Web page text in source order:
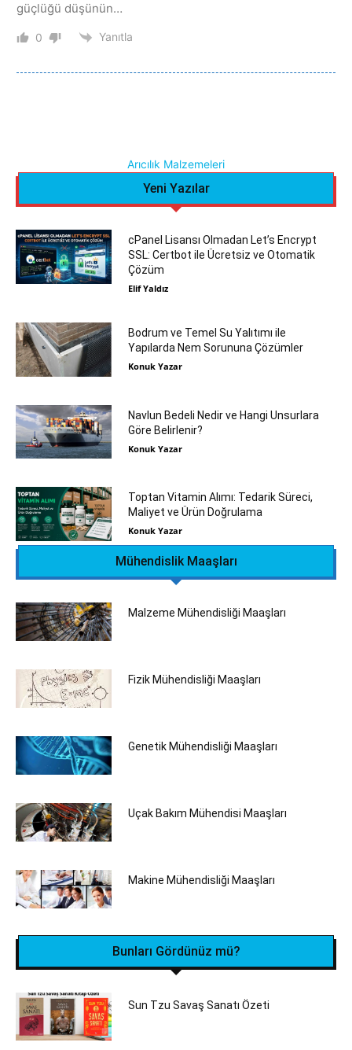
güçlüğü düşünün…
0 Yanıtla
Arıcılık Malzemeleri
Yeni Yazılar
cPanel Lisansı Olmadan Let’s Encrypt
SSL: Certbot ile Ücretsiz ve Otomatik
Çözüm
Elif Yaldız
Bodrum ve Temel Su Yalıtımı ile
Yapılarda Nem Sorununa Çözümler
Konuk Yazar
Navlun Bedeli Nedir ve Hangi Unsurlara
Göre Belirlenir?
Konuk Yazar
Toptan Vitamin Alımı: Tedarik Süreci,
Maliyet ve Ürün Doğrulama
Konuk Yazar
Mühendislik Maaşları
Malzeme Mühendisliği Maaşları
Fizik Mühendisliği Maaşları
Genetik Mühendisliği Maaşları
Uçak Bakım Mühendisi Maaşları
Makine Mühendisliği Maaşları
Bunları Gördünüz mü?
Sun Tzu Savaş Sanatı Özeti